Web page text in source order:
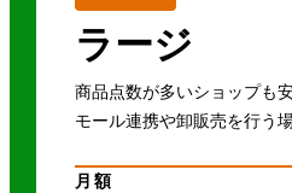
ラージ
商品点数が多いショップも
モール連携や卸販売を行う
月額